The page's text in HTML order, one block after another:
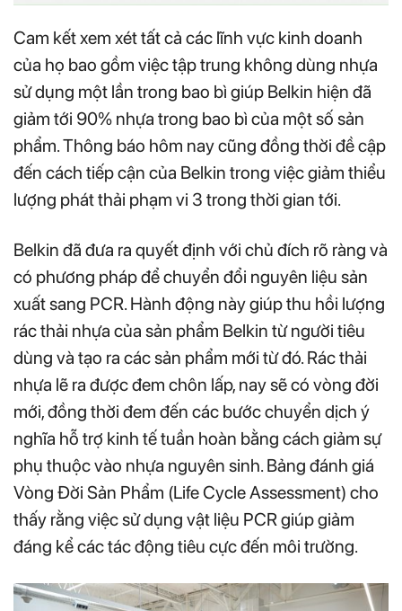
Cam kết xem xét tất cả các lĩnh vực kinh doanh
của họ bao gồm việc tập trung không dùng nhựa
sử dụng một lần trong bao bì giúp Belkin hiện đã
giảm tới 90% nhựa trong bao bì của một số sản
phẩm. Thông báo hôm nay cũng đồng thời đề cập
đến cách tiếp cận của Belkin trong việc giảm thiểu
lượng phát thải phạm vi 3 trong thời gian tới.
Belkin đã đưa ra quyết định với chủ đích rõ ràng và
có phương pháp để chuyển đổi nguyên liệu sản
xuất sang PCR. Hành động này giúp thu hồi lượng
rác thải nhựa của sản phẩm Belkin từ người tiêu
dùng và tạo ra các sản phẩm mới từ đó. Rác thải
nhựa lẽ ra được đem chôn lấp, nay sẽ có vòng đời
mới, đồng thời đem đến các bước chuyển dịch ý
nghĩa hỗ trợ kinh tế tuần hoàn bằng cách giảm sự
phụ thuộc vào nhựa nguyên sinh. Bảng đánh giá
Vòng Đời Sản Phẩm (Life Cycle Assessment) cho
thấy rằng việc sử dụng vật liệu PCR giúp giảm
đáng kể các tác động tiêu cực đến môi trường.